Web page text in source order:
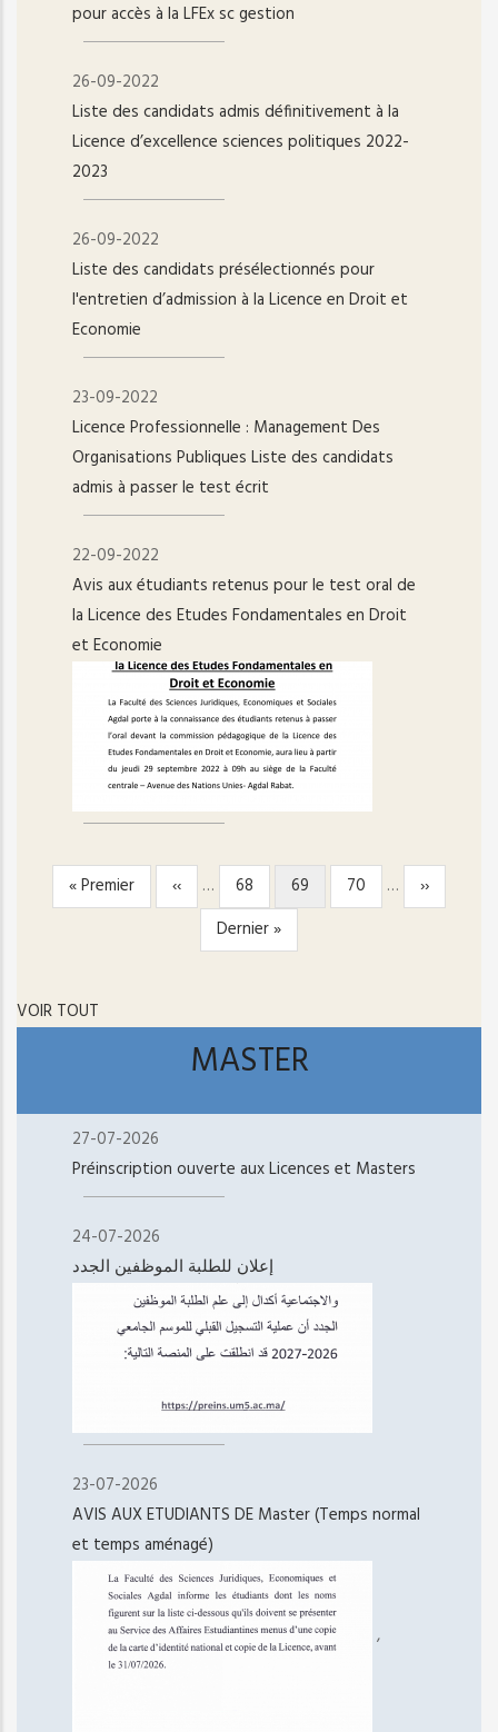
pour accès à la LFEx sc gestion
26-09-2022
Liste des candidats admis définitivement à la
Licence d’excellence sciences politiques 2022-
2023
26-09-2022
Liste des candidats présélectionnés pour
l'entretien d’admission à la Licence en Droit et
Economie
23-09-2022
Licence Professionnelle : Management Des
Organisations Publiques Liste des candidats
admis à passer le test écrit
22-09-2022
Avis aux étudiants retenus pour le test oral de
la Licence des Etudes Fondamentales en Droit
et Economie
PAGINATION
Première
page
« Premier
Page
précédente
‹‹ … Page
68
Page
courante
69 Page
70 …
Page
suivante
››
Dernière
page
Dernier »
VOIR TOUT
MASTER
27-07-2026
Préinscription ouverte aux Licences et Masters
24-07-2026
إعلان للطلبة الموظفين الجدد
23-07-2026
AVIS AUX ETUDIANTS DE Master (Temps normal
et temps aménagé)
,